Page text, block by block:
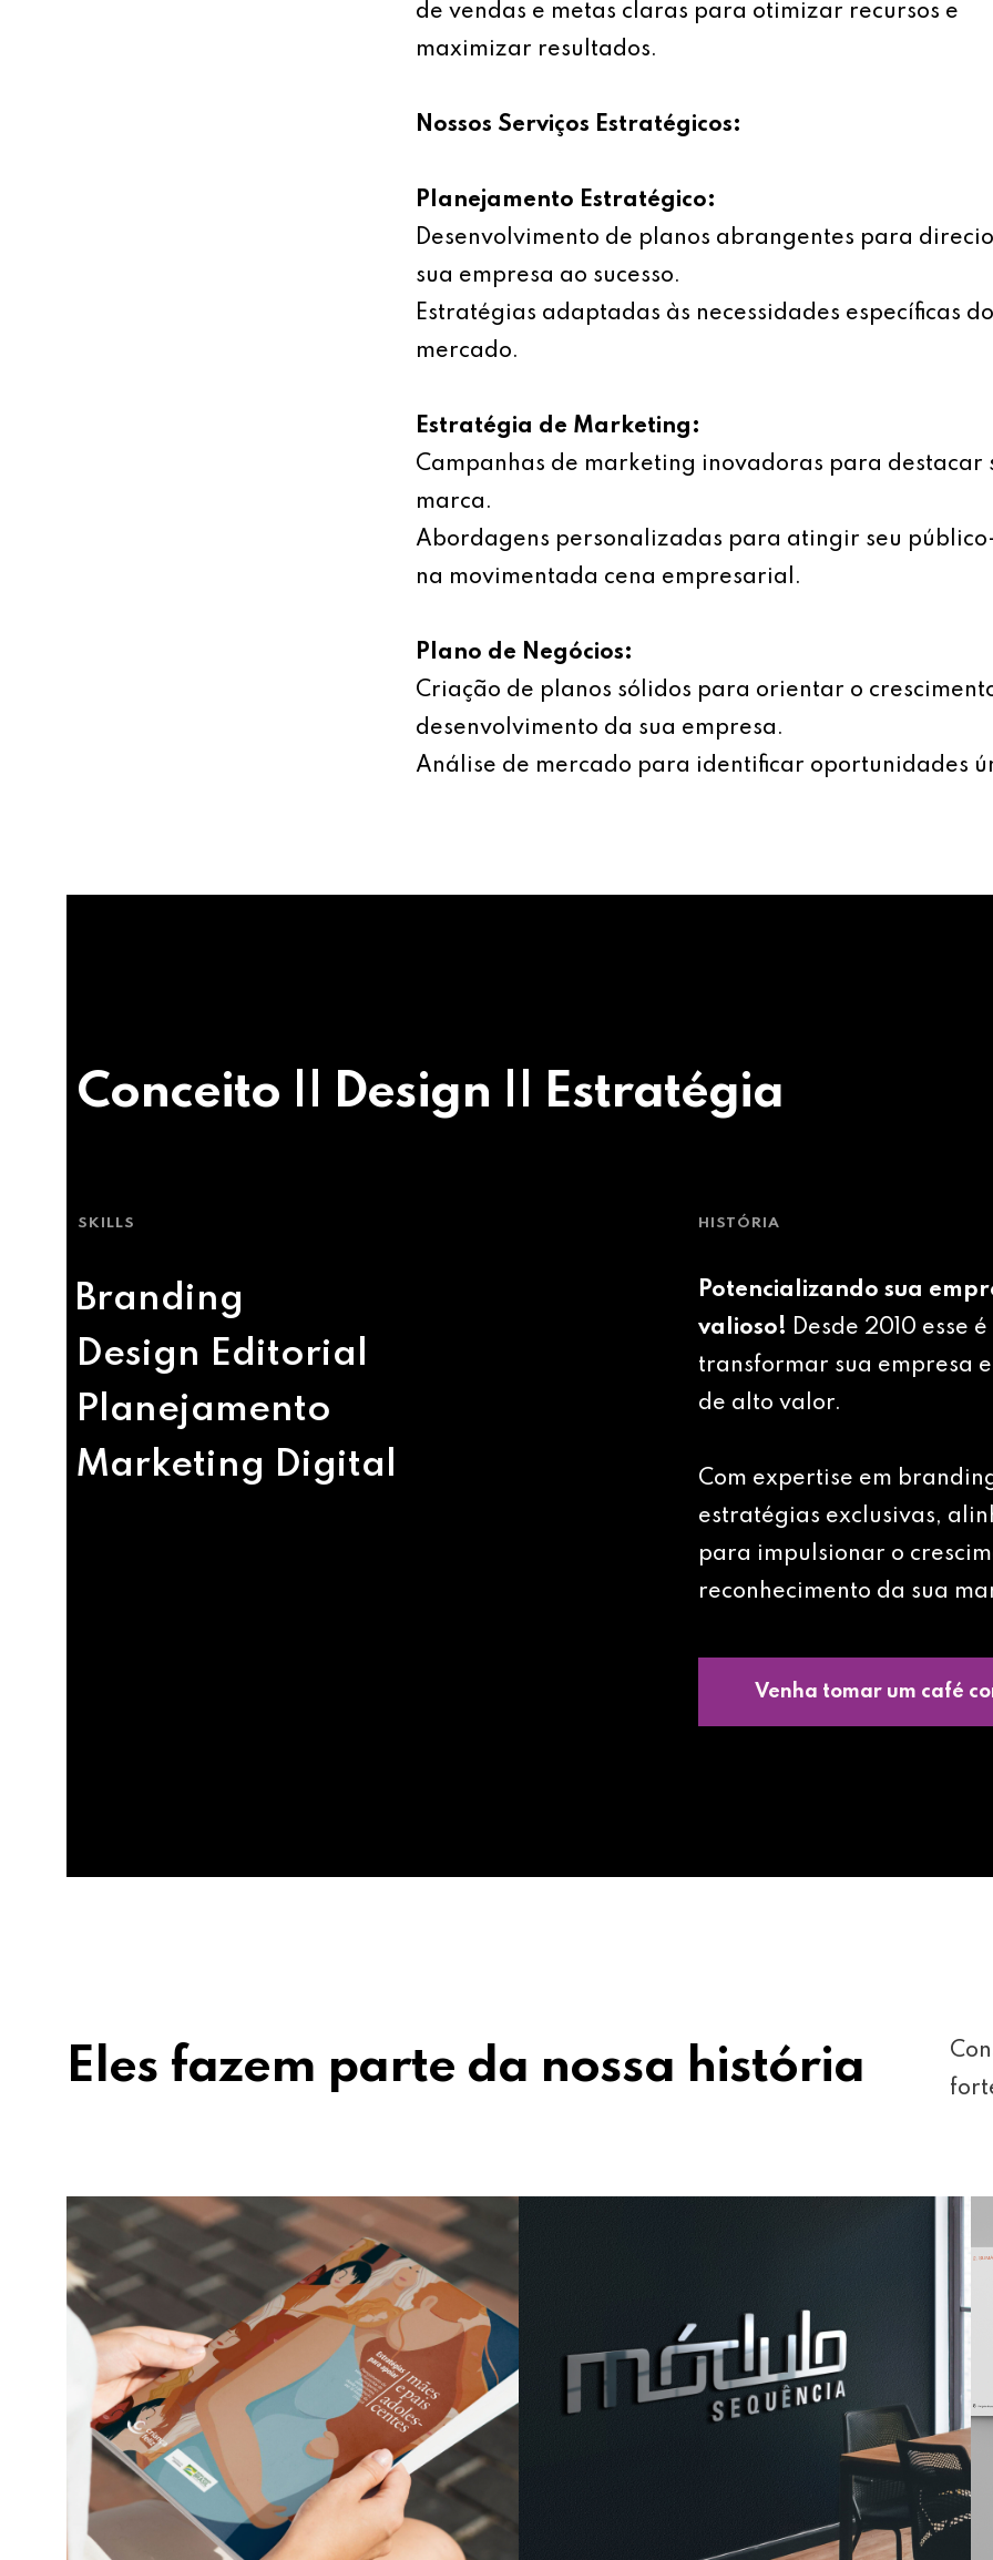
de vendas e metas claras para otimizar recursos e
maximizar resultados.
Nossos Serviços Estratégicos:
Planejamento Estratégico:
Desenvolvimento de planos abrangentes para
sua empresa ao sucesso.
Estratégias adaptadas às necessidades específicas do
mercado.
Estratégia de Marketing:
Campanhas de marketing inovadoras para destacar
marca.
Abordagens personalizadas para atingir seu
na movimentada cena empresarial.
Plano de Negócios:
Criação de planos sólidos para orientar o
desenvolvimento da sua empresa.
Análise de mercado para identificar oportunidades
Conceito || Design || Estratégia
SKILLS
Branding
Design Editorial
Planejamento
Marketing Digital
HISTÓRIA
Potencializando sua
valioso! Desde 2010 esse
transformar sua empresa
de alto valor.
Com expertise em
estratégias exclusivas,
para impulsionar o
reconhecimento da sua
Venha tomar um café
Eles fazem parte da nossa história